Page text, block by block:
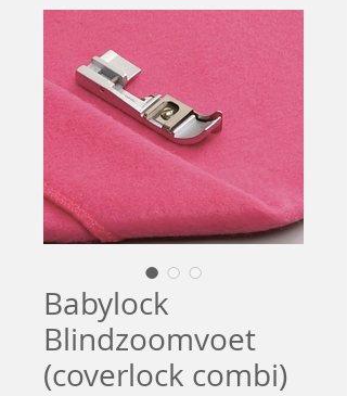
Babylock
Blindzoomvoet
(coverlock combi)